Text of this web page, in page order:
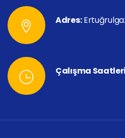
Adres:
Çalışma